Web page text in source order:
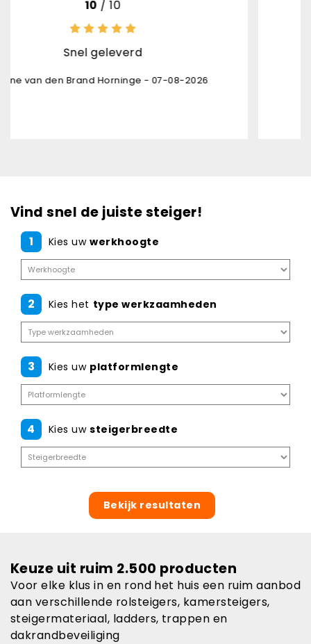
- 07-08-2026
Vind snel de juiste steiger!
1 Kies uw werkhoogte
2 Kies het type werkzaamheden
3 Kies uw platformlengte
4 Kies uw steigerbreedte
Bekijk resultaten
Keuze uit ruim 2.500 producten
Voor elke klus in en rond het huis een ruim aanbod
aan verschillende rolsteigers, kamersteigers,
steigermateriaal, ladders, trappen en
dakrandbeveiliging